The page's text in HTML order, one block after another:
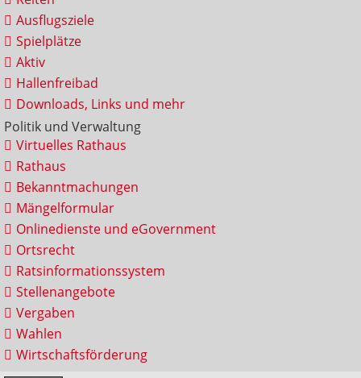
Ausflugsziele
Spielplätze
Aktiv
Hallenfreibad
Downloads, Links und mehr
Politik und Verwaltung
Virtuelles Rathaus
Rathaus
Bekanntmachungen
Mängelformular
Onlinedienste und eGovernment
Ortsrecht
Ratsinformationssystem
Stellenangebote
Vergaben
Wahlen
Wirtschaftsförderung